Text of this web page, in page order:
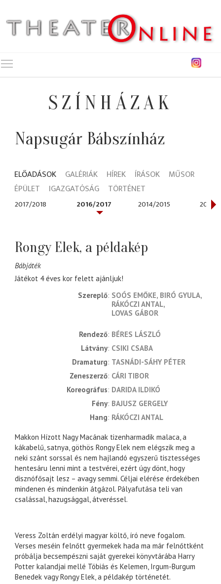
SZÍNHÁZAK
Napsugár Bábszínház
ELŐADÁSOK GALÉRIÁK HÍREK ÍRÁSOK
MŰSOR
ÉPÜLET
IGAZGATÓSÁG TÖRTÉNET
2017/2018 2016/2017 2014/2015 2013/
Rongy Elek, a példakép
Bábjáték
Játékot 4 éves kor felett ajánljuk!
Szereplő SOÓS EMŐKE BIRÓ GYULA
RÁKÓCZI ANTAL
LOVAS GÁBOR
rendező BÉRES LÁSZLÓ
látvány CSIKI CSABA
dramaturg TASNÁDI-SÁHY PÉTER
zeneszerző CÁRI TIBOR
koreográfus DARIDA ILDIKÓ
fény BAJUSZ GERGELY
hang RÁKÓCZI ANTAL
Makkon Hízott Nagy Macának tizenharmadik malaca, a
kákabelű, satnya, göthös Rongy Elek nem elégszik meg a
neki szánt sorssal és nem hajlandó egyszerű tisztességes
hentesáru lenni mint a testvérei, ezért úgy dönt, hogy
disznófősajt lesz – avagy semmi. Céljai elérése érdekében
mindenen és mindenkin átgázol. Pályafutása teli van
csalással, hazugsággal, átveréssel.
Veress Zoltán erdélyi magyar költő, író neve fogalom.
Verses meséin felnőtt gyermekek hada ma már felnőttként
próbálja becsempészni saját gyerekei könyvtárába Harry
Potter kalandjai mellé Tóbiás és Kelemen, Irgum-Burgum
Benedek vagy Rongy Elek, a példakép történetét.